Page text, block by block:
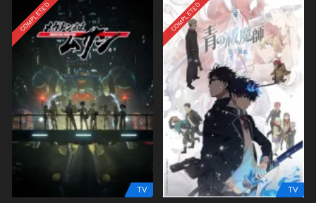
COMPLETED
TV
COMPLETED
TV